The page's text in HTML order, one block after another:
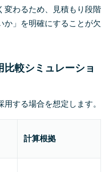
変わるため、見積もり段階
か」を明確にすることが欠
較シミュレーショ
する場合を想定します。
計算根拠